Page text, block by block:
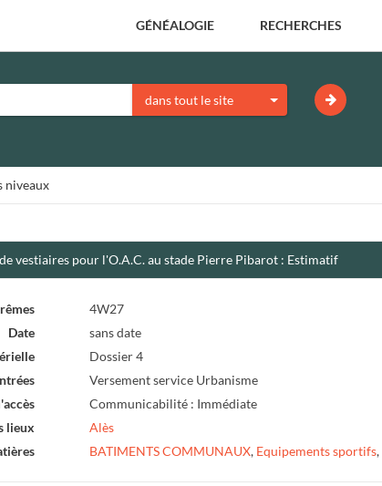
GÉNÉALOGIE RECHERCHES
dans tout le site
niveaux
vestiaires pour l'O.A.C. au stade Pierre Pibarot : Estimatif
4W27
Date
sans date
Dossier 4
Versement service Urbanisme
Communicabilité : Immédiate
lieux
Alès
BATIMENTS COMMUNAUX, Equipements sportifs,